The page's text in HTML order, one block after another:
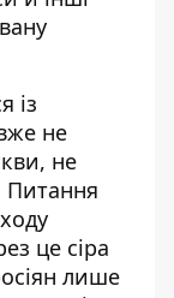
із
не
не
Питання
це сіра
лише